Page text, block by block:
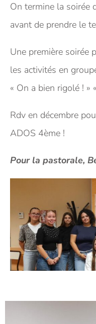
On termine la soirée
avant de prendre le
Une première soirée
les activités en
« On a bien rigolé ! »
Rdv en décembre
ADOS 4ème !
Pour la pastorale,